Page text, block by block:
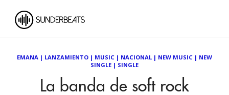
EMANA | LANZAMIENTO | MUSIC | NACIONAL | NEW MUSIC | NEW
SINGLE | SINGLE
La banda de soft rock